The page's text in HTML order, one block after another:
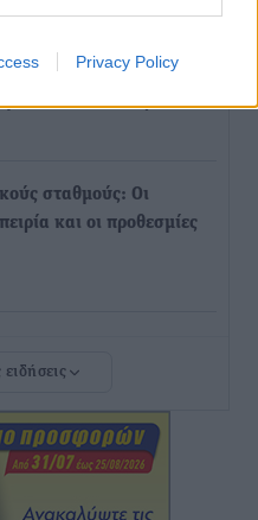
Privacy Policy
– Πάνω από
σταθμούς: Οι
και οι προθεσμίες
όταν ο ιδιοκτήτης
δήμοι και ΠΣ,